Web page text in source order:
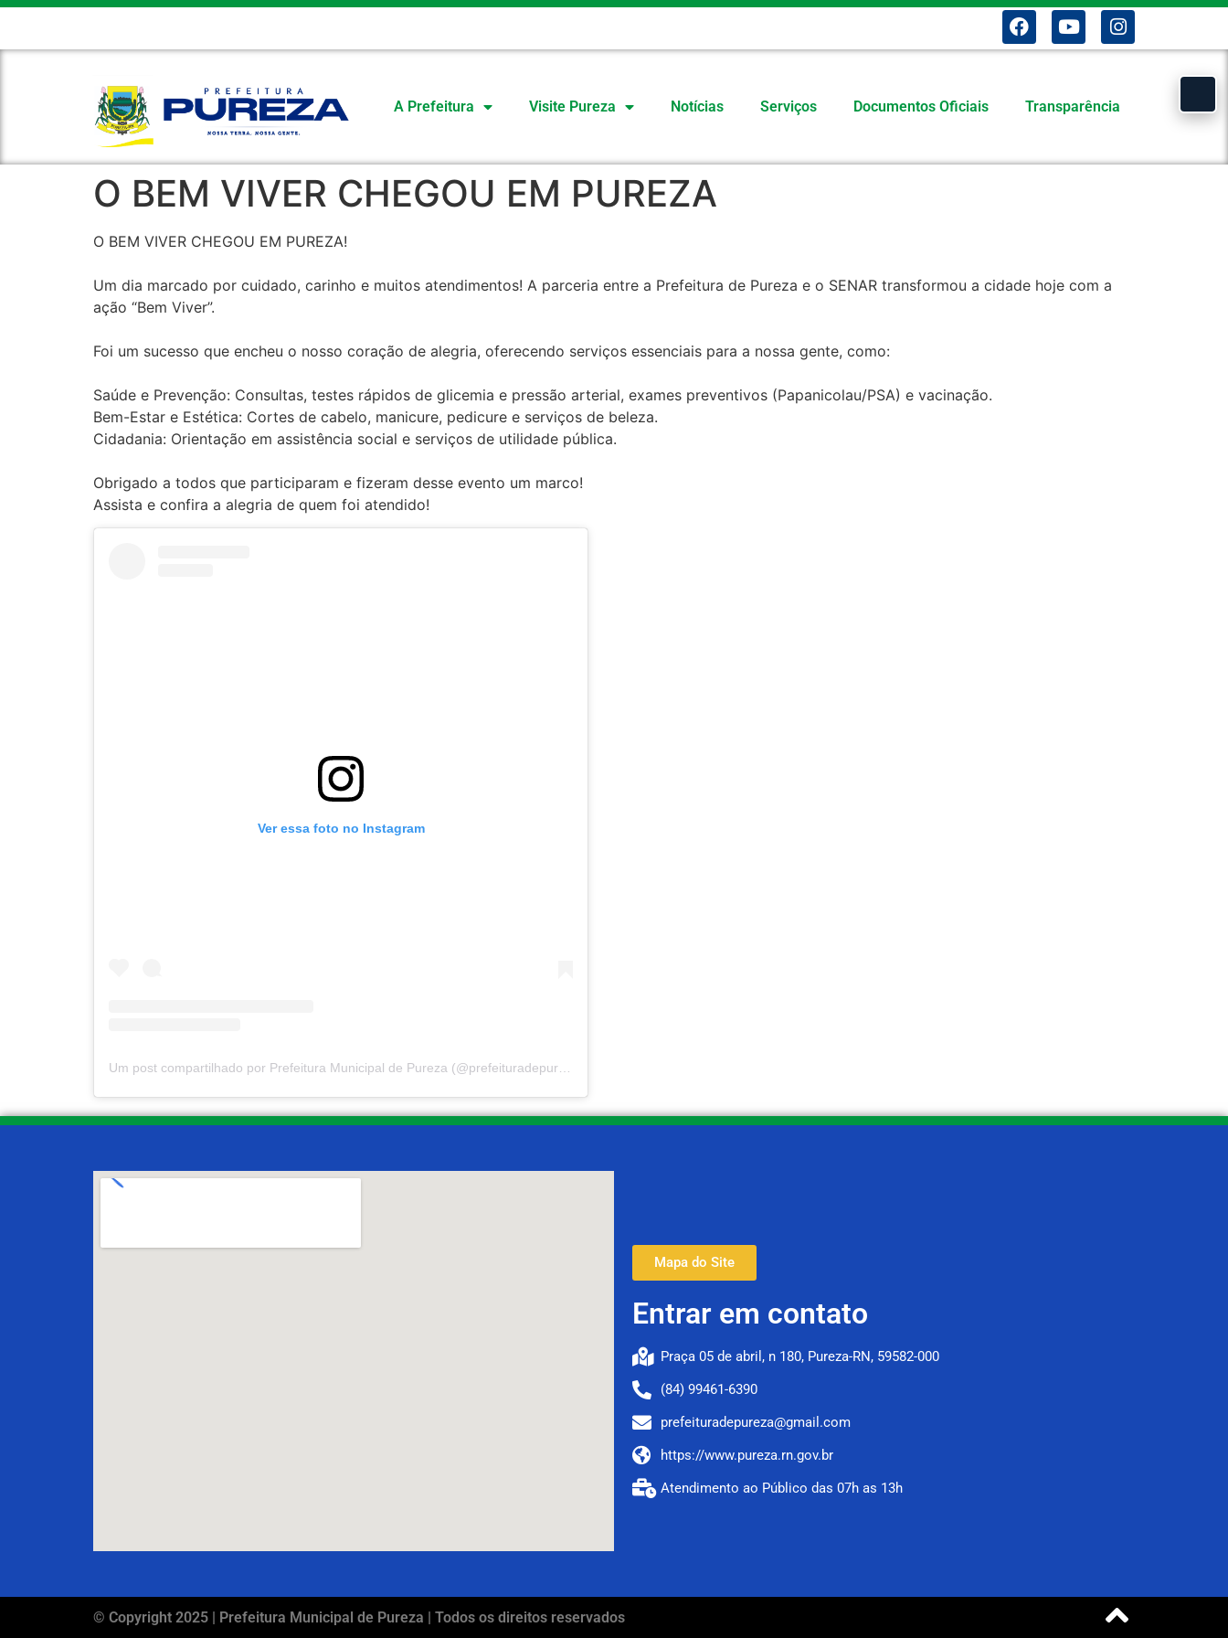
A Prefeitura Visite Pureza Notícias Serviços Documentos Oficiais Transparência
O BEM VIVER CHEGOU EM PUREZA
O BEM VIVER CHEGOU EM PUREZA!
Um dia marcado por cuidado, carinho e muitos atendimentos! A parceria entre a Prefeitura de Pureza e o SENAR transformou a cidade hoje com a
ação “Bem Viver”.
Foi um sucesso que encheu o nosso coração de alegria, oferecendo serviços essenciais para a nossa gente, como:
Saúde e Prevenção: Consultas, testes rápidos de glicemia e pressão arterial, exames preventivos (Papanicolau/PSA) e vacinação.
Bem-Estar e Estética: Cortes de cabelo, manicure, pedicure e serviços de beleza.
Cidadania: Orientação em assistência social e serviços de utilidade pública.
Obrigado a todos que participaram e fizeram desse evento um marco!
Assista e confira a alegria de quem foi atendido!
Ver essa foto no Instagram
Mapa do Site
Entrar em contato
Praça 05 de abril, n 180, Pureza-RN, 59582-000
(84) 99461-6390
prefeituradepureza@gmail.com
https://www.pureza.rn.gov.br
Atendimento ao Público das 07h as 13h
© Copyright 2025 | Prefeitura Municipal de Pureza | Todos os direitos reservados